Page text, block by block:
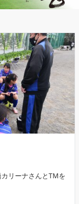
リーナさんとTMを